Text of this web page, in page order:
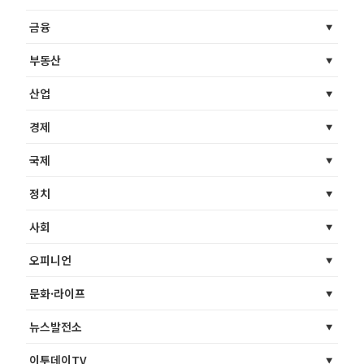
금융
부동산
산업
경제
국제
정치
사회
오피니언
문화·라이프
뉴스발전소
이투데이TV